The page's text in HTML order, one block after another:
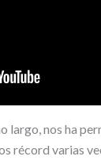
largo, nos ha
récord varias